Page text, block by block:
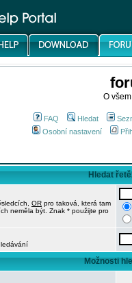
O
FAQ Hledat
Osobní nastavení
Hledat
OR pro taková, která tam
neměla být. Znak * použijte pro
Možnosti